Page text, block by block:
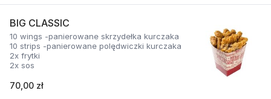
BIG CLASSIC
10 wings -panierowane skrzydełka kurczaka
10 strips -panierowane polędwiczki kurczaka
2x frytki
2x sos
70,00 zł